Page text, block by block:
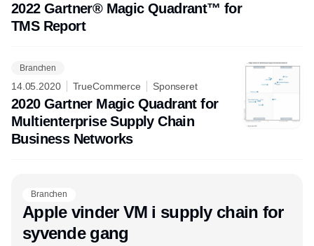
2022 Gartner® Magic Quadrant™ for
TMS Report
Branchen
14.05.2020 TrueCommerce Sponseret
2020 Gartner Magic Quadrant for
Multienterprise Supply Chain
Business Networks
Branchen
Apple vinder VM i supply chain for
syvende gang